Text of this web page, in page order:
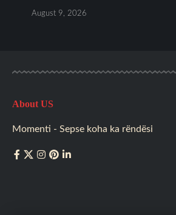
August 9, 2026
About US
Momenti - Sepse koha ka rëndësi